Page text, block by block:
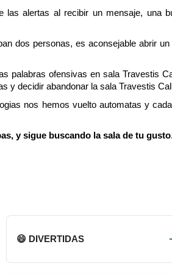
las alertas al recibir un mensaje, una
dos personas, es aconsejable abrir un
palabras ofensivas en sala Travestis
y decidir abandonar la sala Travestis
nos hemos vuelto automatas y
y sigue buscando la sala de tu gusto.
😄 DIVERTIDAS